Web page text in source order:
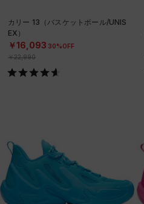
カリー 13（バスケットボール/UNIS
EX）
￥16,093 30%OFF
￥22,990